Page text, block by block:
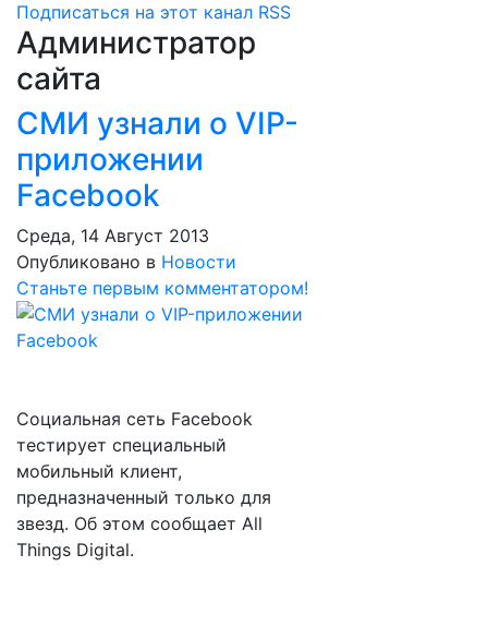
Подписаться на этот канал RSS
Администратор
сайта
СМИ узнали о VIP-
приложении
Facebook
Среда, 14 Август 2013
Опубликовано в Новости
Станьте первым комментатором!
Социальная сеть Facebook
тестирует специальный
мобильный клиент,
предназначенный только для
звезд. Об этом сообщает All
Things Digital.